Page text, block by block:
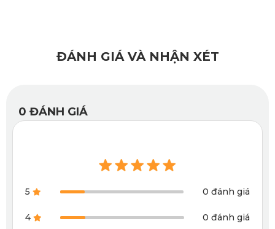
vị trí, không bị trượt khi di chuyển. Chỉ số ma sát cao giúp
đảm bảo an toàn khi lên xuống xe, đặc biệt với người già
ĐÁNH GIÁ VÀ NHẬN XÉT
0 ĐÁNH GIÁ
5 0 đánh giá
4 0 đánh giá